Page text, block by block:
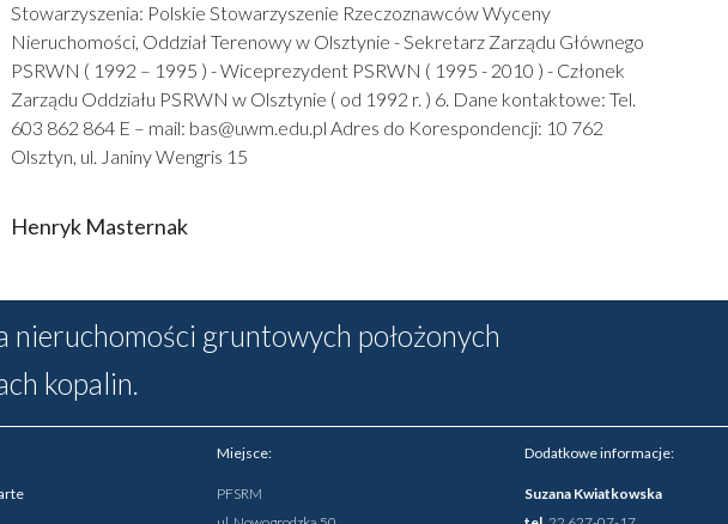
Stowarzyszenia: Polskie Stowarzyszenie Rzeczoznawców Wyceny
Nieruchomości, Oddział Terenowy w Olsztynie - Sekretarz Zarządu Głównego
PSRWN ( 1992 – 1995 ) - Wiceprezydent PSRWN ( 1995 - 2010 ) - Członek
Zarządu Oddziału PSRWN w Olsztynie ( od 1992 r. ) 6. Dane kontaktowe: Tel.
603 862 864 E – mail: bas@uwm.edu.pl Adres do Korespondencji: 10 762
Olsztyn, ul. Janiny Wengris 15
Henryk Masternak
nieruchomości gruntowych położonych
kopalin.
Miejsce:
PFSRM
Dodatkowe informacje:
Suzana Kwiatkowska